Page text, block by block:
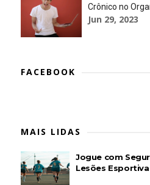
Crônico no
Jun 29, 2023
FACEBOOK
MAIS LIDAS
Jogue com
Lesões